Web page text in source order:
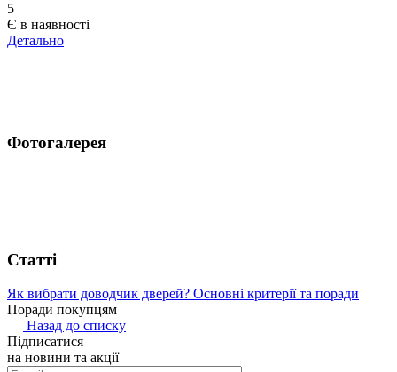
5
Є в наявності
Детально
Фотогалерея
Статті
Як вибрати доводчик дверей? Основні критерії та поради
Поради покупцям
Назад до списку
Підписатися
на новини та акції